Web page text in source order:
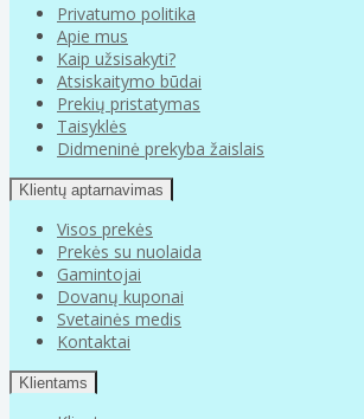
Privatumo politika
Apie mus
Kaip užsisakyti?
Atsiskaitymo būdai
Prekių pristatymas
Taisyklės
Didmeninė prekyba žaislais
Klientų aptarnavimas
Visos prekės
Prekės su nuolaida
Gamintojai
Dovanų kuponai
Svetainės medis
Kontaktai
Klientams